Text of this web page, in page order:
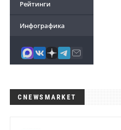
Рейтинги
Инфографика
CNEWSMARKET